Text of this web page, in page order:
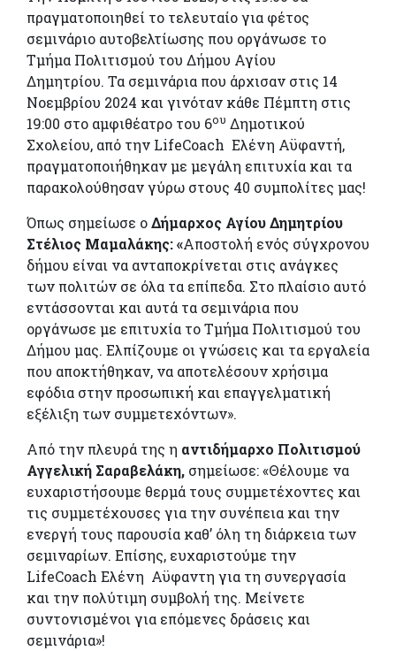
πραγματοποιηθεί το τελευταίο για φέτος
σεμινάριο αυτοβελτίωσης που οργάνωσε το
Τμήμα Πολιτισμού του Δήμου Αγίου
Δημητρίου. Τα σεμινάρια που άρχισαν στις 14
Νοεμβρίου 2024 και γινόταν κάθε Πέμπτη στις
19:00 στο αμφιθέατρο του 6ου Δημοτικού
Σχολείου, από την LifeCoach Ελένη Αϋφαντή,
πραγματοποιήθηκαν με μεγάλη επιτυχία και τα
παρακολούθησαν γύρω στους 40 συμπολίτες μας!
Όπως σημείωσε οΔήμαρχος Αγίου Δημητρίου
Στέλιος Μαμαλάκης: «Αποστολή ενός σύγχρονου
δήμου είναι να ανταποκρίνεται στις ανάγκες
των πολιτών σε όλα τα επίπεδα. Στο πλαίσιο αυτό
εντάσσονται και αυτά τα σεμινάρια που
οργάνωσε με επιτυχία το Τμήμα Πολιτισμού του
Δήμου μας. Ελπίζουμε οι γνώσεις και τα εργαλεία
που αποκτήθηκαν, να αποτελέσουν χρήσιμα
εφόδια στην προσωπική και επαγγελματική
εξέλιξη των συμμετεχόντων».
Από την πλευρά της η αντιδήμαρχο Πολιτισμού
Αγγελική Σαραβελάκη, σημείωσε: «Θέλουμε να
ευχαριστήσουμε θερμά τους συμμετέχοντες και
τις συμμετέχουσες για την συνέπεια και την
ενεργή τους παρουσία καθ’ όλη τη διάρκεια των
σεμιναρίων. Επίσης, ευχαριστούμε την
LifeCoach Ελένη Αϋφαντη για τη συνεργασία
και την πολύτιμη συμβολή της. Μείνετε
συντονισμένοι για επόμενες δράσεις και
σεμινάρια»!